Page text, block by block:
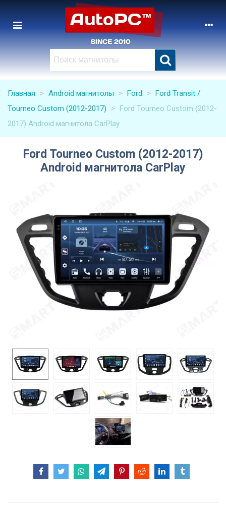
Главная > Android магнитолы > Ford > Ford Transit /
Tourneo Custom (2012-2017)
> Ford Tourneo Custom (2012-
2017) Android магнитола CarPlay
Ford Tourneo Custom (2012-2017)
Android магнитола CarPlay